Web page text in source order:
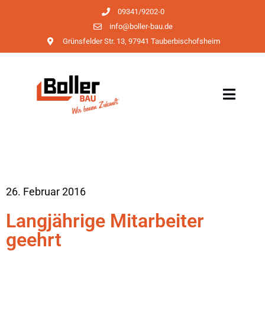
09341/9202-0
info@boller-bau.de
Grünsfelder Str. 13, 97941 Tauberbischofsheim
26. Februar 2016
Langjährige Mitarbeiter
geehrt